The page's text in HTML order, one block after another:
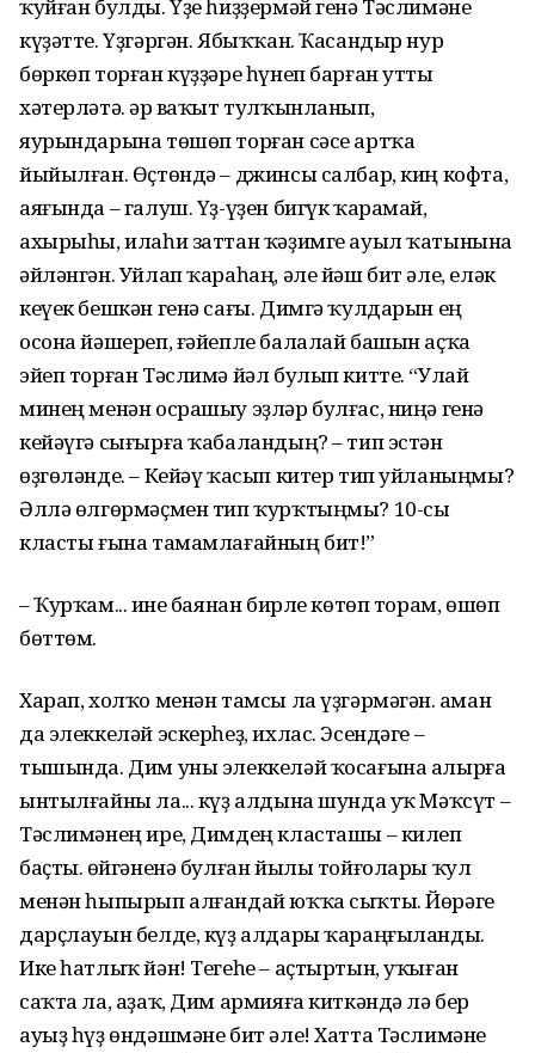
ҡуйған булды. Үҙе һиҙҙермәй генә Тәслимәне
күҙәтте. Үҙгәргән. Ябыҡҡан. Ҡасандыр нур
бөркөп торған күҙҙәре һүнеп барған утты
хәтерләтә. Һәр ваҡыт тулҡынланып,
яурындарына төшөп торған сәсе артҡа
йыйылған. Өҫтөндә – джинсы салбар, киң кофта,
аяғында – галуш. Үҙ-үҙен бигүк ҡарамай,
ахырыһы, илаһи заттан ҡәҙимге ауыл ҡатынына
әйләнгән. Уйлап ҡараһаң, әле йәш бит әле, еләк
кеүек бешкән генә сағы. Димгә ҡулдарын ең
осона йәшереп, ғәйепле балалай башын аҫҡа
эйеп торған Тәслимә йәл булып китте. “Улай
минең менән осрашыу эҙләр булғас, ниңә генә
кейәүгә сығырға ҡабаландың? – тип эстән
өҙгөләнде. – Кейәү ҡасып китер тип уйланыңмы?
Әллә өлгөрмәҫмен тип ҡурҡтыңмы? 10-сы
класты ғына тамамлағайның бит!”
– Ҡурҡам... Һине баянан бирле көтөп торам, өшөп
бөттөм.
Харап, холҡо менән тамсы ла үҙгәрмәгән. Һаман
да элеккеләй эскерһеҙ, ихлас. Эсендәге –
тышында. Дим уны элеккеләй ҡосағына алырға
ынтылғайны ла... күҙ алдына шунда уҡ Мәҡсүт –
Тәслимәнең ире, Димдең класташы – килеп
баҫты. Һөйгәненә булған йылы тойғолары ҡул
менән һыпырып алғандай юҡҡа сыҡты. Йөрәге
дарҫлауын белде, күҙ алдары ҡараңғыланды.
Ике һатлыҡ йән! Тегеһе – аҫтыртын, уҡыған
саҡта ла, аҙаҡ, Дим армияға киткәндә лә бер
ауыҙ һүҙ өндәшмәне бит әле! Хатта Тәслимәне